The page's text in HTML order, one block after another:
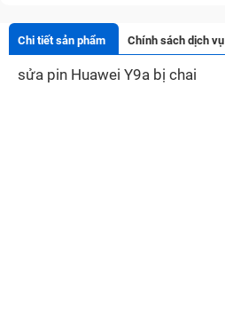
Chi tiết sản phẩm Chính sách dịch vụ
sửa pin Huawei Y9a bị chai